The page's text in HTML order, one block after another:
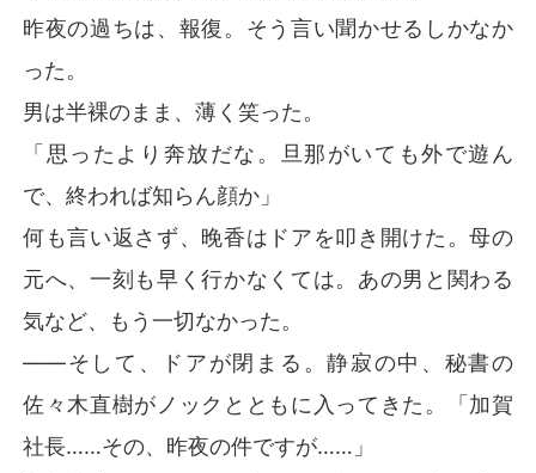
昨夜の過ちは、報復。そう言い聞かせるしかなか
った。
男は半裸のまま、薄く笑った。
「思ったより奔放だな。旦那がいても外で遊ん
で、終われば知らん顔か」
何も言い返さず、晚香はドアを叩き開けた。母の
元へ、一刻も早く行かなくては。あの男と関わる
気など、もう一切なかった。
――そして、ドアが閉まる。静寂の中、秘書の
佐々木直樹がノックとともに入ってきた。「加賀
社長……その、昨夜の件ですが……」